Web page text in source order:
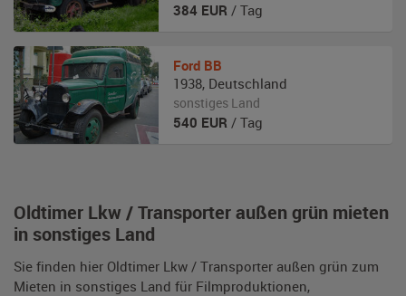
Oldtimer Lkw / Transporter außen grün mieten
in sonstiges Land
Sie finden hier Oldtimer Lkw / Transporter außen grün zum
Mieten in sonstiges Land für Filmproduktionen,
384 EUR / Tag
Ford BB
1938, Deutschland
sonstiges Land
540 EUR / Tag